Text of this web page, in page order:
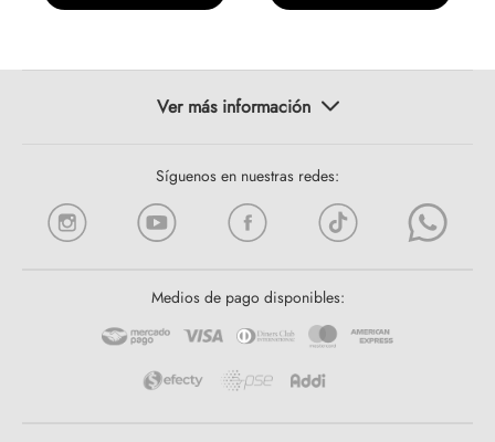
Síguenos en nuestras redes:
Medios de pago disponibles: